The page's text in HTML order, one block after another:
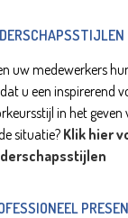
uw medewerkers
u een inspirerend
in het
situatie? Klik hier